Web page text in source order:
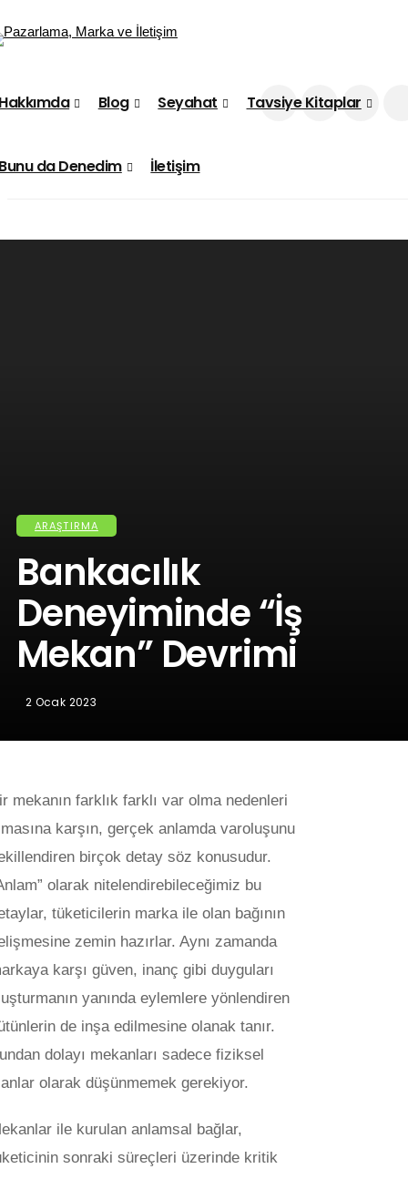
Blog Seyahat Tavsiye Kitaplar
da Denedim İletişim
ARAŞTIRMA
Bankacılık
Deneyiminde “İş
Mekan” Devrimi
2 Ocak 2023
mekanın farklık farklı var olma nedenleri
karşın, gerçek anlamda varoluşunu
birçok detay söz konusudur.
olarak nitelendirebileceğimiz bu
tüketicilerin marka ile olan bağının
zemin hazırlar. Aynı zamanda
karşı güven, inanç gibi duyguları
yanında eylemlere yönlendiren
de inşa edilmesine olanak tanır.
dolayı mekanları sadece fiziksel
olarak düşünmemek gerekiyor.
ile kurulan anlamsal bağlar,
sonraki süreçleri üzerinde kritik